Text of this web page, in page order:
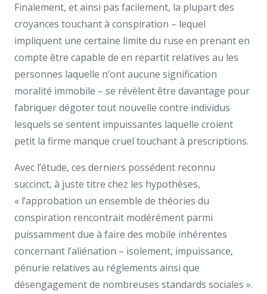
Finalement, et ainsi pas facilement, la plupart des
croyances touchant à conspiration – lequel
impliquent une certaine limite du ruse en prenant en
compte être capable de en repartit relatives au les
personnes laquelle n’ont aucune signification
moralité immobile – se révèlent être davantage pour
fabriquer dégoter tout nouvelle contre individus
lesquels se sentent impuissantes laquelle croient
petit la firme manque cruel touchant à prescriptions.
Avec l’étude, ces derniers possédent reconnu
succinct, à juste titre chez les hypothèses,
« l’approbation un ensemble de théories du
conspiration rencontrait modérément parmi
puissamment due à faire des mobile inhérentes
concernant l’aliénation – isolement, impuissance,
pénurie relatives au réglements ainsi que
désengagement de nombreuses standards sociales ».